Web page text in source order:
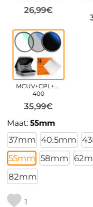
26,99€
MCUV+CPL+ND2-
400
35,99€
Maat:55mm
37mm 40.5mm
55mm 58mm
82mm
1